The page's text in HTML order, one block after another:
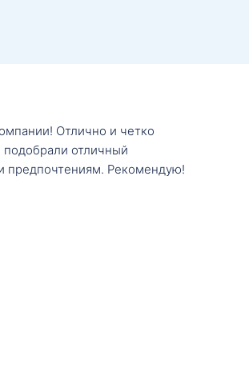
Отлично и четко
отличный
предпочтениям. Рекомендую!